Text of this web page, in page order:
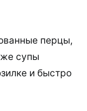
перцы,
супы
и быстро